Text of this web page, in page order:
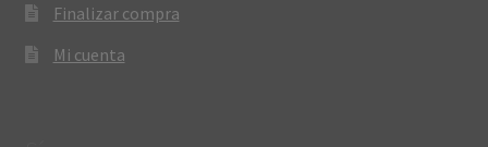
Finalizar compra
Mi cuenta